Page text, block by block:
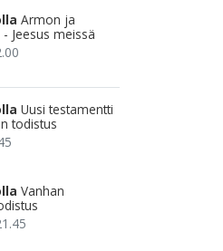
Armon ja
Jeesus meissä
Uusi testamentti
todistus
Vanhan